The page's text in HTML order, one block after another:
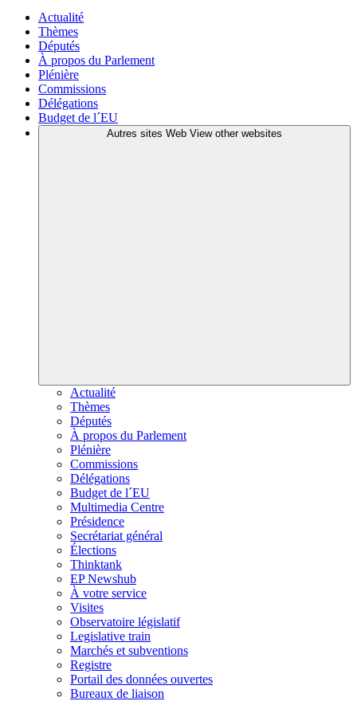
Actualité
Thèmes
Députés
À propos du Parlement
Plénière
Commissions
Délégations
Budget de l´EU
Autres sites Web View other websites
Actualité
Thèmes
Députés
À propos du Parlement
Plénière
Commissions
Délégations
Budget de l´EU
Multimedia Centre
Présidence
Secrétariat général
Élections
Thinktank
EP Newshub
À votre service
Visites
Observatoire législatif
Legislative train
Marchés et subventions
Registre
Portail des données ouvertes
Bureaux de liaison